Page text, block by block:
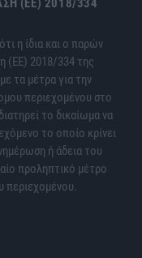
(ΕΕ) 2018/334
η ίδια και ο παρών
(ΕΕ) 2018/334 της
τα μέτρα για την
περιεχομένου στο
το δικαίωμα να
το οποίο κρίνει
ή άδεια του
προληπτικό μέτρο
περιεχομένου.